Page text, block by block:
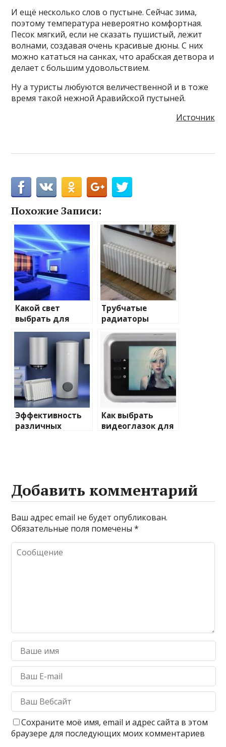
И ещё несколько слов о пустыне. Сейчас зима,
поэтому температура невероятно комфортная.
Песок мягкий, если не сказать пушистый, лежит
волнами, создавая очень красивые дюны. С них
можно кататься на санках, что арабская детвора и
делает с большим удовольствием.
Ну а туристы любуются величественной и в тоже
время такой нежной Аравийской пустыней.
Источник
Похожие Записи:
Какой свет
выбрать для
домашнего
освещения
Трубчатые
радиаторы
и характеристики
Эффективность
различных
Как выбрать
видеоглазок для
Добавить комментарий
Ваш адрес email не будет опубликован.
Обязательные поля помечены*
Сохраните моё имя, email и адрес сайта в этом
браузере для последующих моих комментариев